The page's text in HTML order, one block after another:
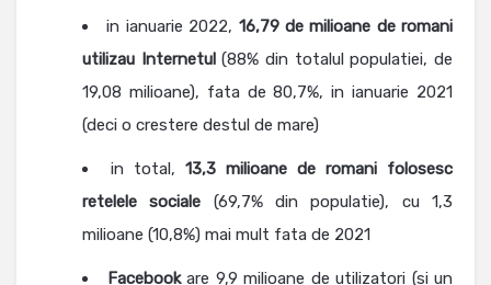
in ianuarie 2022, 16,79 de milioane de romani
utilizau Internetul(88% din totalul populatiei, de
19,08 milioane), fata de 80,7%, in ianuarie 2021
(deci o crestere destul de mare)
in total, 13,3 milioane de romani folosesc
retelele sociale (69,7% din populatie), cu 1,3
milioane (10,8%) mai mult fata de 2021
Facebookare 9,9 milioane de utilizatori (si un